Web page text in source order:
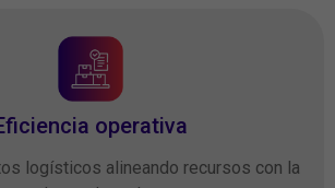
operativa
logísticos alineando recursos con la